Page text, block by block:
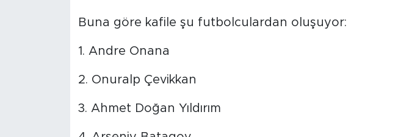
Buna göre kafile şu futbolculardan oluşuyor:
1. Andre Onana
2. Onuralp Çevikkan
3. Ahmet Doğan Yıldırım